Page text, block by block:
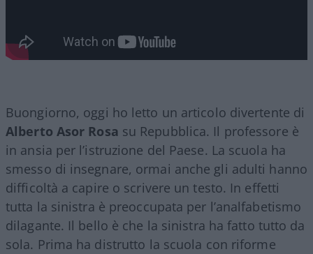
Buongiorno, oggi ho letto un articolo divertente di
Alberto Asor Rosa su Repubblica. Il professore è
in ansia per l’istruzione del Paese. La scuola ha
smesso di insegnare, ormai anche gli adulti hanno
difficoltà a capire o scrivere un testo. In effetti
tutta la sinistra è preoccupata per l’analfabetismo
dilagante. Il bello è che la sinistra ha fatto tutto da
sola. Prima ha distrutto la scuola con riforme